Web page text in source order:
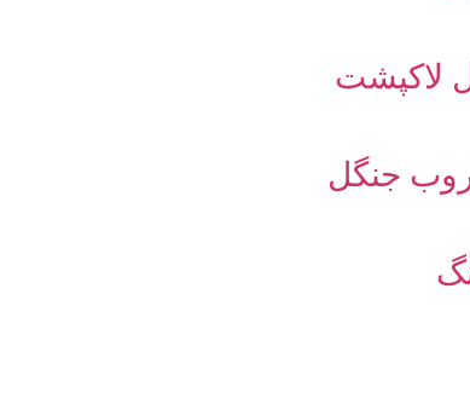
لاکپشت
جنگل